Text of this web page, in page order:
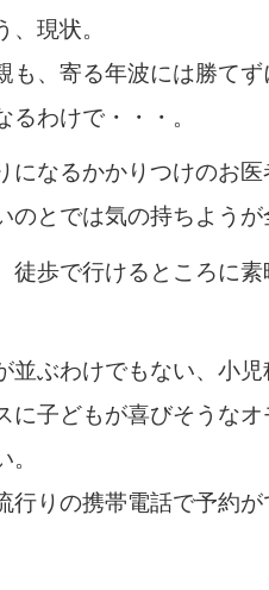
現状。
も、寄る年波には勝て
るわけで・・・。
になるかかりつけのお
のとでは気の持ちよう
徒歩で行けるところに
並ぶわけでもない、小
に子どもが喜びそうな
行りの携帯電話で予約